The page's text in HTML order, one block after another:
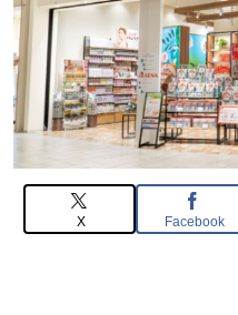
X Facebook